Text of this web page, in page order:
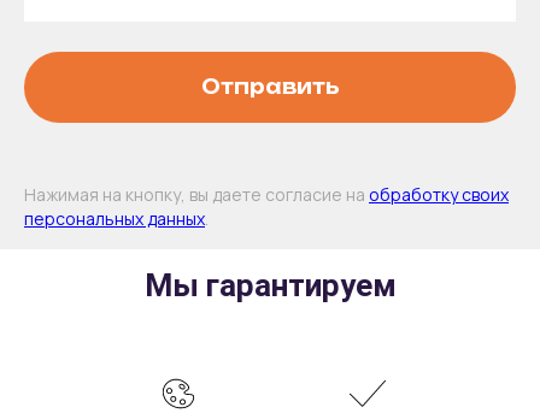
Отправить
Нажимая на кнопку, вы даете согласие на обработку своих
персональных данных.
Мы гарантируем